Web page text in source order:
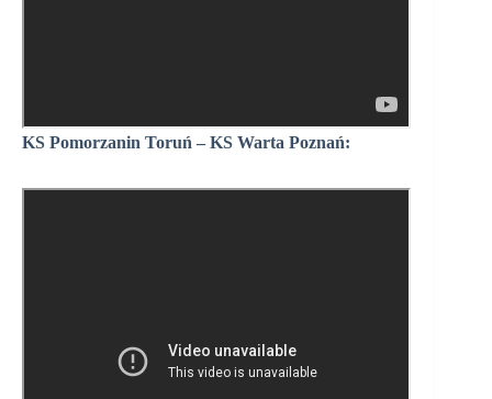
KS Pomorzanin Toruń – KS Warta Poznań: